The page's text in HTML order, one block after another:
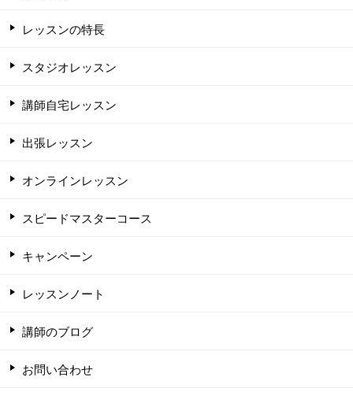
レッスンの特長
スタジオレッスン
講師自宅レッスン
出張レッスン
オンラインレッスン
スピードマスターコース
キャンペーン
レッスンノート
講師のブログ
お問い合わせ